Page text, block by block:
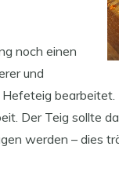
noch einen
und
Der Teig sollte
werden – dies